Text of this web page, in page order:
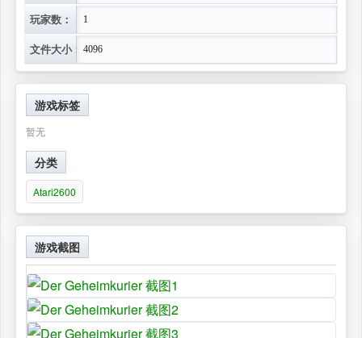
玩家数： 1
文件大小： 4096
游戏标签
暂无
分类
Atari2600
游戏截图